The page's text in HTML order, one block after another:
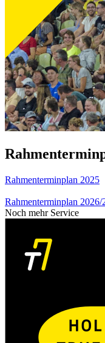
Rahmenterminplan 2025
Rahmenterminplan 2026/
Noch mehr Service